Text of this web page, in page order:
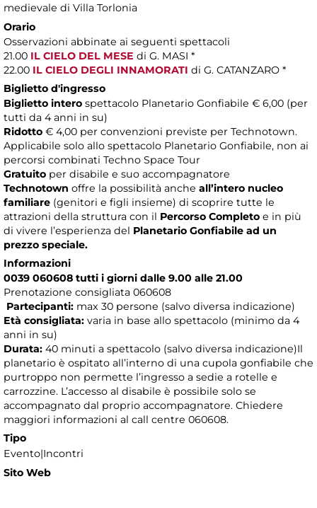
medievale di Villa Torlonia
Orario
Osservazioni abbinate ai seguenti spettacoli
21.00 IL CIELO DEL MESE di G. MASI *
22.00 IL CIELO DEGLI INNAMORATI di G. CATANZARO *
Biglietto d'ingresso
Biglietto intero spettacolo Planetario Gonfiabile € 6,00 (per
tutti da 4 anni in su)
Ridotto € 4,00 per convenzioni previste per Technotown.
Applicabile solo allo spettacolo Planetario Gonfiabile, non ai
percorsi combinati Techno Space Tour
Gratuito per disabile e suo accompagnatore
Technotown offre la possibilità anche all’intero nucleo
familiare (genitori e figli insieme) di scoprire tutte le
attrazioni della struttura con il Percorso Completo e in più
di vivere l’esperienza del Planetario Gonfiabile ad un
prezzo speciale.
Informazioni
0039 060608 tutti i giorni dalle 9.00 alle 21.00
Prenotazione consigliata 060608
Partecipanti: max 30 persone (salvo diversa indicazione)
Età consigliata: varia in base allo spettacolo (minimo da 4
anni in su)
Durata: 40 minuti a spettacolo (salvo diversa indicazione)Il
planetario è ospitato all’interno di una cupola gonfiabile che
purtroppo non permette l’ingresso a sedie a rotelle e
carrozzine. L’accesso al disabile è possibile solo se
accompagnato dal proprio accompagnatore. Chiedere
maggiori informazioni al call centre 060608.
Tipo
Evento|Incontri
Sito Web